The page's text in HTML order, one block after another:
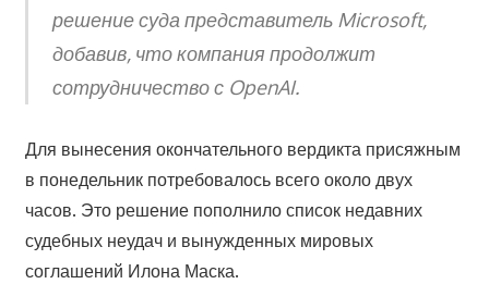
решение суда представитель Microsoft,
добавив, что компания продолжит
сотрудничество с OpenAI.
Для вынесения окончательного вердикта присяжным
в понедельник потребовалось всего около двух
часов. Это решение пополнило список недавних
судебных неудач и вынужденных мировых
соглашений Илона Маска.